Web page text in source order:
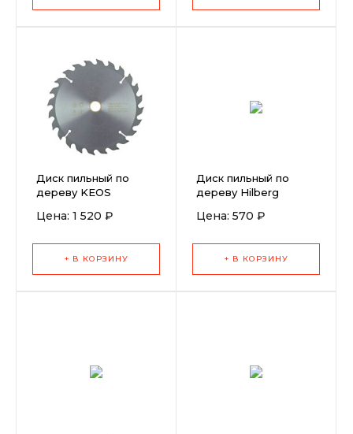
Диск пильный по
дереву KEOS
Цена: 1 520 ₽
+ В КОРЗИНУ
Диск пильный по
дереву Hilberg
Цена: 570 ₽
+ В КОРЗИНУ